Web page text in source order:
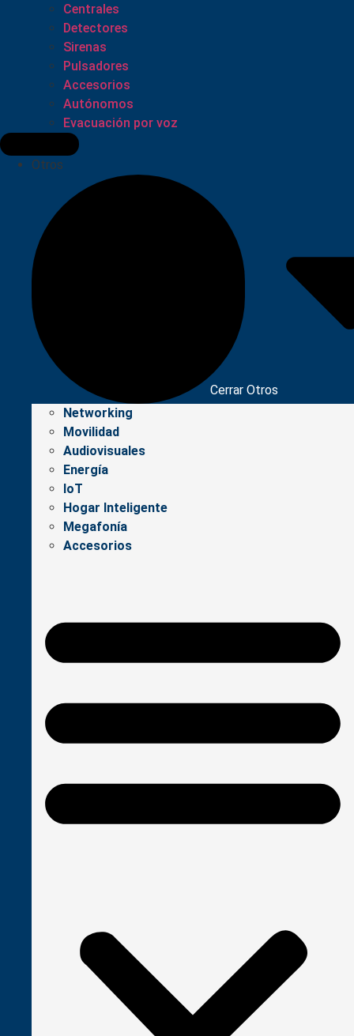
Centrales
Detectores
Sirenas
Pulsadores
Accesorios
Autónomos
Evacuación por voz
Otros
Cerrar Otros
Networking
Movilidad
Audiovisuales
Energía
IoT
Hogar Inteligente
Megafonía
Accesorios